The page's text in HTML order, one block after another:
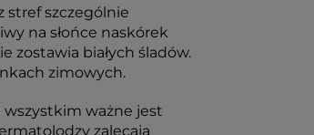
stref szczególnie
na słońce naskórek
zostawia białych śladów.
zimowych.
wszystkim ważne jest
zalecają